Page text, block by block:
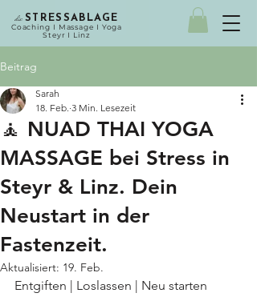
die STRESSABLAGE
Coaching I Massage I Yoga
Steyr I Linz
Beitrag
🧘 NUAD THAI YOGA
MASSAGE bei Stress in
Steyr & Linz. Dein
Neustart in der
Fastenzeit.
Sarah
18. Feb. 3 Min. Lesezeit
Aktualisiert: 19. Feb.
Entgiften | Loslassen | Neu starten